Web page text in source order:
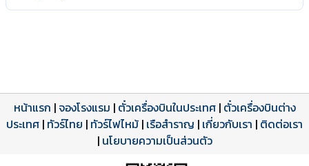
โปรแกรมทัวร์
ดาวน์โหลด PDF
รีวิวลูกค้าจริง
รีวิวจาก eTravelWay
เปิดหน้าเต็ม
ใบอนุญาตนำเที่ยว
เลขที่ 11/11450
เปิดหน้าเต็ม
หน้าแรก |จองโรงแรม | ตั๋วเครื่องบินในประเทศ| ตั๋วเครื่องบินต่าง
ประเทศ | ทัวร์ไทย | ทัวร์ไฟไหม้ | เรือสำราญ | เกี่ยวกับเรา | ติดต่อเรา
| นโยบายความเป็นส่วนตัว